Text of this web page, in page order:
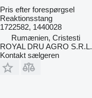
Pris efter forespørgsel
Reaktionsstang
1722582, 1440028
Rumænien, Cristesti
ROYAL DRU AGRO S.R.L.
Kontakt sælgeren